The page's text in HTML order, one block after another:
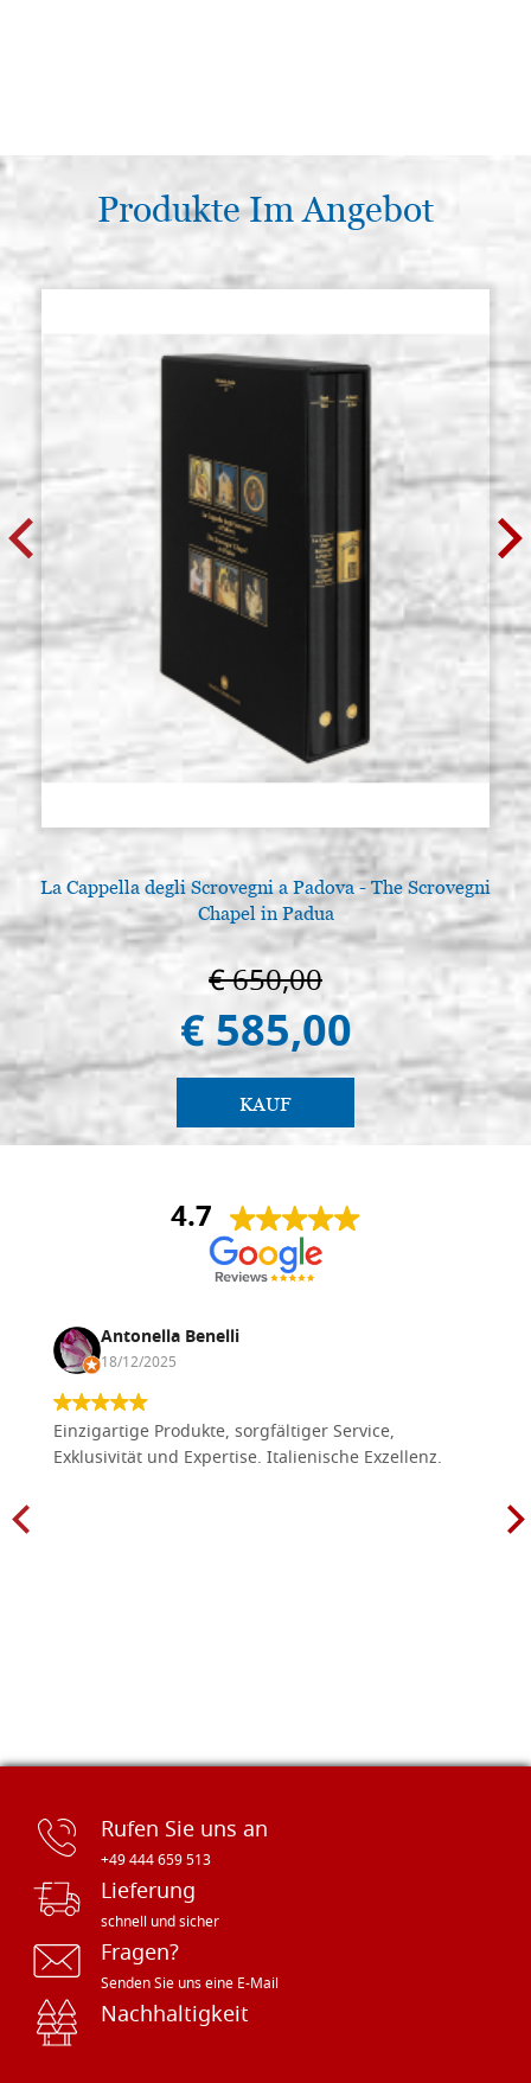
Produkte Im Angebot
La Cappella degli Scrovegni a Padova - The Scrovegni
Chapel in Padua
€ 650,00
€ 585,00
KAUF
4.7
Antonella Benelli
18/12/2025
Einzigartige Produkte, sorgfältiger Service,
Exklusivität und Expertise. Italienische Exzellenz.
Rufen Sie uns an
+49 444 659 513
Lieferung
schnell und sicher
Fragen?
Senden Sie uns eine E-Mail
Nachhaltigkeit